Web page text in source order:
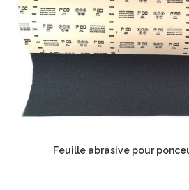
Feuille abrasive pour